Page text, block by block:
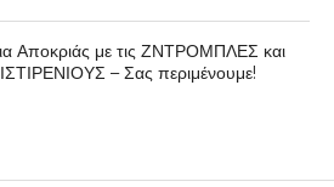
Αποκριάς με τις ΖΝΤΡΟΜΠΛΕΣ και
– Σας περιμένουμε!